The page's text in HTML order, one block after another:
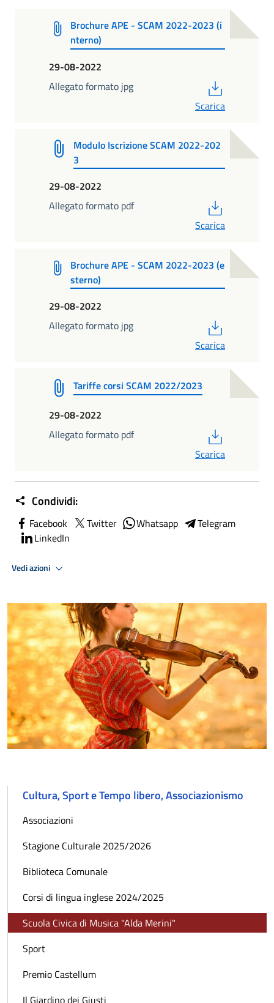
Brochure APE - SCAM 2022-2023 (i
nterno)
29-08-2022
Allegato formato jpg
Scarica
Modulo Iscrizione SCAM 2022-202
3
29-08-2022
Allegato formato pdf
Scarica
Brochure APE - SCAM 2022-2023 (e
sterno)
29-08-2022
Allegato formato jpg
Scarica
Tariffe corsi SCAM 2022/2023
29-08-2022
Allegato formato pdf
Scarica
Condividi:
Facebook Twitter Whatsapp
Telegram
LinkedIn
Vedi azioni
Cultura, Sport e Tempo libero, Associazionismo
Associazioni
Stagione Culturale 2025/2026
Biblioteca Comunale
Corsi di lingua inglese 2024/2025
Scuola Civica di Musica "Alda Merini"
Sport
Premio Castellum
Il Giardino dei Giusti